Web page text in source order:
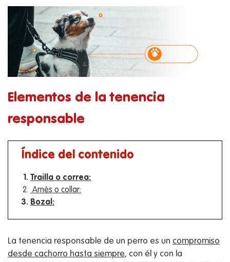
Elementos de la tenencia
responsable
Índice del contenido
Trailla o correa:
​ Arnés o collar:
​Bozal:
La tenencia responsable de un perro es un compromiso
desde cachorro hasta siempre, con él y con la